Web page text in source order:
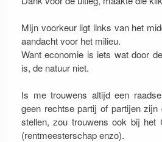
Mijn voorkeur ligt links van het
aandacht voor het milieu.
Want economie is iets wat door
is, de natuur niet.
Is me trouwens altijd een
geen rechtse partij of partijen zijn
stellen, zou trouwens ook bij het
(rentmeesterschap enzo).